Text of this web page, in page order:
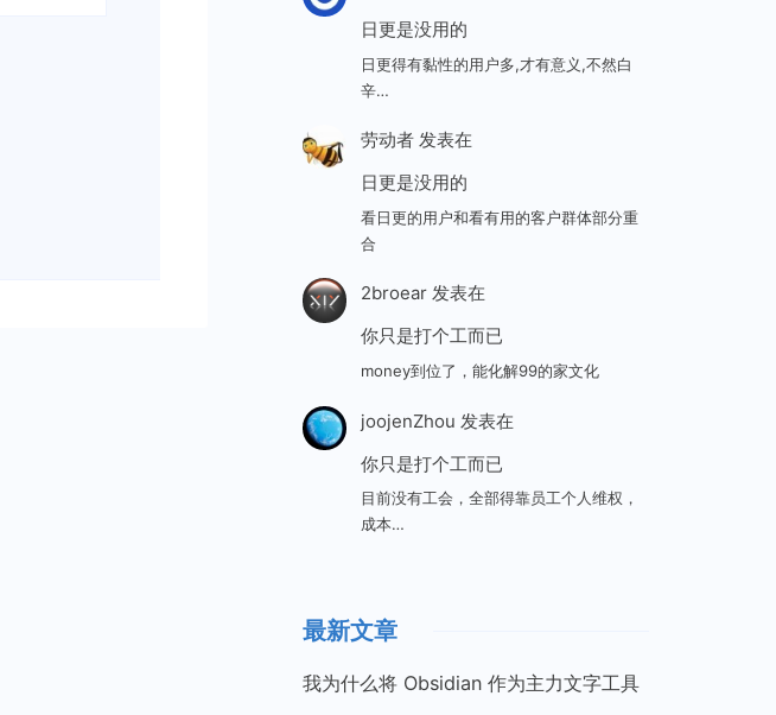
日更是没用的
日更得有黏性的用户多,才有意义,不然白
辛…
劳动者发表在
日更是没用的
看日更的用户和看有用的客户群体部分重
合
2broear发表在
你只是打个工而已
money到位了，能化解99的家文化
joojenZhou 发表在
你只是打个工而已
目前没有工会，全部得靠员工个人维权，
成本…
最新文章
我为什么将 Obsidian 作为主力文字工具